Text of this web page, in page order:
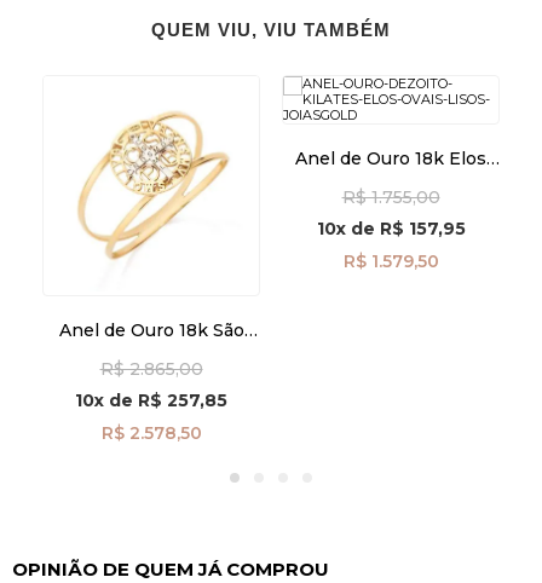
QUEM VIU, VIU TAMBÉM
Anel de Ouro 18k São
an41946
R$ 2.865,00
10x de R$ 257,85
R$ 2.578,50
Anel de Ouro 18k Elos
R$ 1.755,00
10xde R$ 157,95
R$ 1.579,50
OPINIÃO DE QUEM JÁ COMPROU